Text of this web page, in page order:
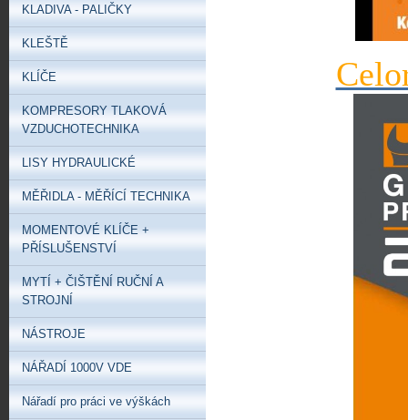
KLADIVA - PALIČKY
KLEŠTĚ
KLÍČE
KOMPRESORY TLAKOVÁ
VZDUCHOTECHNIKA
LISY HYDRAULICKÉ
MĚŘIDLA - MĚŘÍCÍ TECHNIKA
MOMENTOVÉ KLÍČE +
PŘÍSLUŠENSTVÍ
MYTÍ + ČIŠTĚNÍ RUČNÍ A
STROJNÍ
NÁSTROJE
NÁŘADÍ 1000V VDE
Nářadí pro práci ve výškách